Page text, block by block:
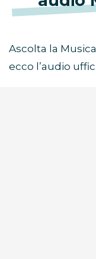
Ascolta la
ecco l’audio